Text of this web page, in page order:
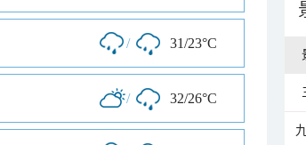
/ 31/23°C
/ 32/26°C